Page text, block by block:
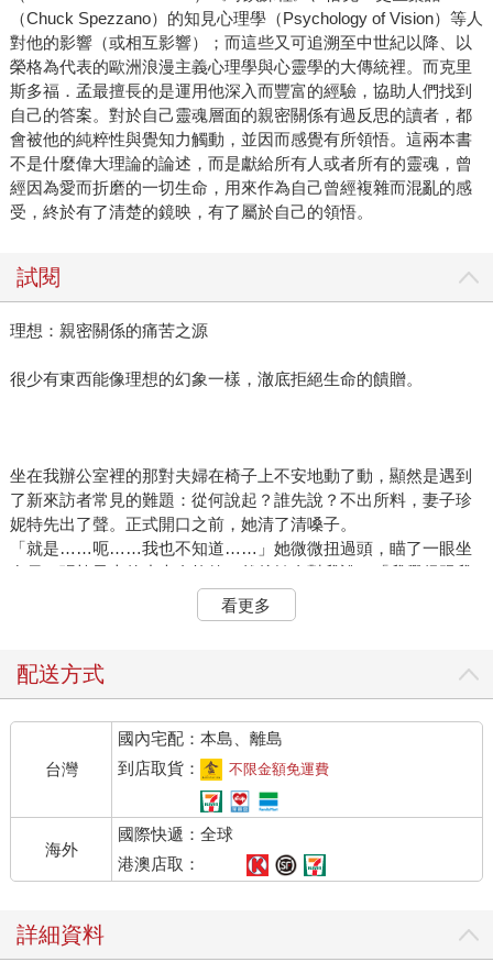
（Chuck Spezzano）的知見心理學（Psychology of Vision）等人
對他的影響（或相互影響）；而這些又可追溯至中世紀以降、以
榮格為代表的歐洲浪漫主義心理學與心靈學的大傳統裡。而克里
斯多福．孟最擅長的是運用他深入而豐富的經驗，協助人們找到
自己的答案。對於自己靈魂層面的親密關係有過反思的讀者，都
會被他的純粹性與覺知力觸動，並因而感覺有所領悟。這兩本書
不是什麼偉大理論的論述，而是獻給所有人或者所有的靈魂，曾
經因為愛而折磨的一切生命，用來作為自己曾經複雜而混亂的感
受，終於有了清楚的鏡映，有了屬於自己的領悟。
試閱
理想：親密關係的痛苦之源
很少有東西能像理想的幻象一樣，澈底拒絕生命的饋贈。
坐在我辦公室裡的那對夫婦在椅子上不安地動了動，顯然是遇到
了新來訪者常見的難題：從何說起？誰先說？不出所料，妻子珍
妮特先出了聲。正式開口之前，她清了清嗓子。
「就是……呃……我也不知道……」她微微扭過頭，瞄了一眼坐
在另一張椅子上的丈夫布拉德，然後轉身對我說：「我覺得跟我
當初想像的不一樣……我是說結婚。」她又看了一眼布拉德，像
是給丈夫插話的機會，但他似乎還沒做好準備，「我是說，我現
「一年前，你對我的樣子不滿意，是你說想讓我改一改的啊。」
老天啊，說話別反反覆覆的好嗎？」
「我希望你變回我們剛結婚時那個樣子。我的意思是，我心裡想
像的那個人。」
「又不是只有我變了！你也不是我想像的那個人！」布拉德跟妻
子針鋒相對，脣槍舌劍持續了十分鐘。然後，我打斷他們，提了
一個問題：
「布拉德，你說珍妮特不是你想像的那個人──」
「呃，是她先說的！」他急了，連忙為自己辯護。
「為什麼要我先說？是她想做這個該死的諮詢的！她總是說：
『你不是我嫁的那個人，你不是我嫁的那個人！』好吧，她也不
看更多
配送方式
台灣
國內宅配：本島、離島
到店取貨：
不限金額免運費
海外
國際快遞：全球
港澳店取：
詳細資料